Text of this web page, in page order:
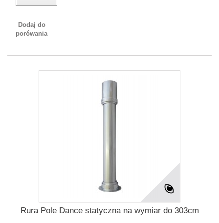
Dodaj do
porówania
Rura Pole Dance statyczna na wymiar do 303cm